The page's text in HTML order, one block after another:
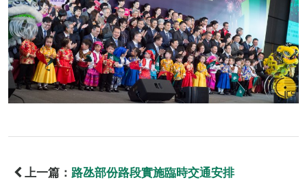
上一篇： 路氹部份路段實施臨時交通安排